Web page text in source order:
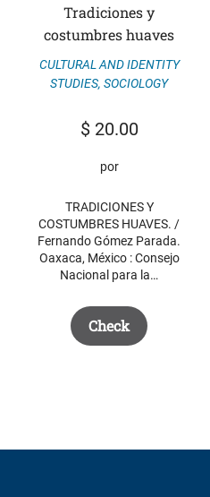
Tradiciones y
costumbres huaves
CULTURAL AND IDENTITY
STUDIES, SOCIOLOGY
$20.00
por
TRADICIONES Y
COSTUMBRES HUAVES. /
Fernando Gómez Parada.
Oaxaca, México : Consejo
Nacional para la…
Check